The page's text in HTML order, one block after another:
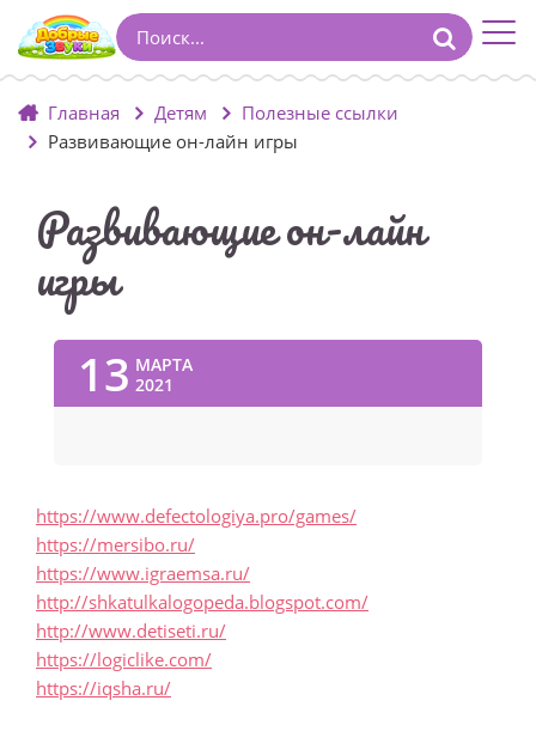
Главная Детям
Полезные ссылки
Развивающие он-лайн игры
Развивающие он-лайн
игры
13 МАРТА
2021
https://www.defectologiya.pro/games/
https://mersibo.ru/
https://www.igraemsa.ru/
http://shkatulkalogopeda.blogspot.com/
http://www.detiseti.ru/
https://logiclike.com/
https://iqsha.ru/